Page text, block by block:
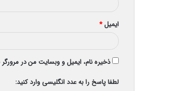
ایمیل*
ذخیره نام، ایمیل و وبسایت من در
لطفا پاسخ را به عدد انگلیسی وارد کنید: